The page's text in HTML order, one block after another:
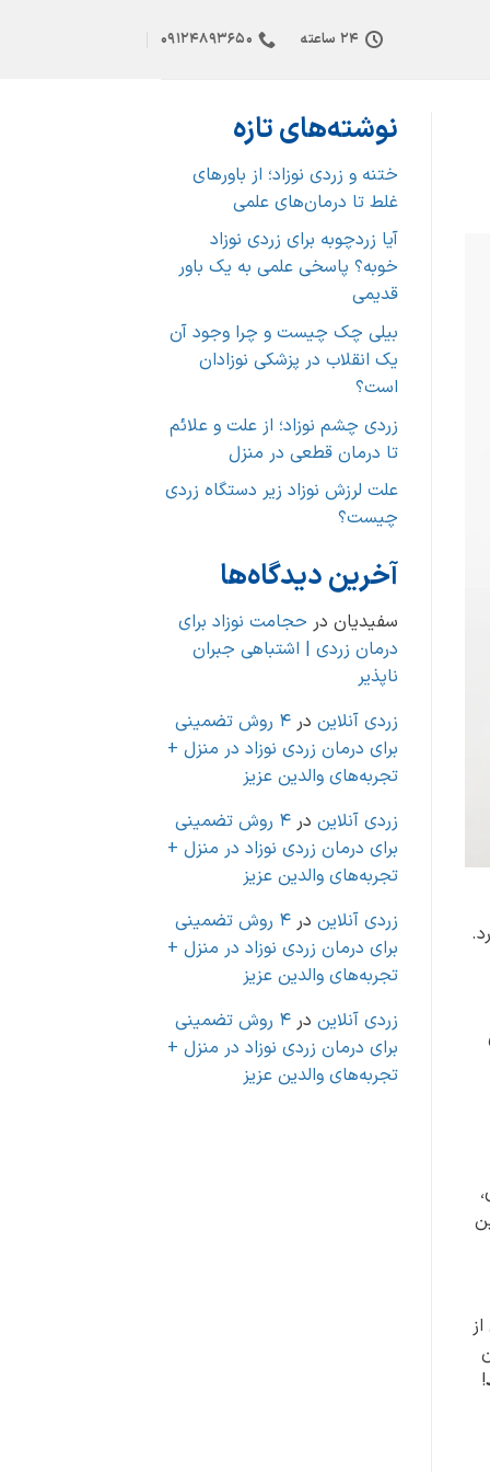
24 ساعته 09124893650
!
نوشته‌های تازه
ختنه و زردی نوزاد؛ از باورهای
غلط تا درمان‌های علمی
آیا زردچوبه برای زردی نوزاد
خوبه؟ پاسخی علمی به یک باور
قدیمی
بیلی چک چیست و چرا وجود آن
یک انقلاب در پزشکی نوزادان
است؟
زردی چشم نوزاد؛ از علت و علائم
تا درمان قطعی در منزل
علت لرزش نوزاد زیر دستگاه زردی
چیست؟
آخرین دیدگاه‌ها
سفیدیان در حجامت نوزاد برای
درمان زردی | اشتباهی جبران
ناپذیر
زردی آنلاین در
4 روش تضمینی
برای درمان زردی نوزاد در منزل +
تجربه‌های والدین عزیز
زردی آنلاین در
4 روش تضمینی
برای درمان زردی نوزاد در منزل +
تجربه‌های والدین عزیز
زردی آنلاین در
4 روش تضمینی
برای درمان زردی نوزاد در منزل +
تجربه‌های والدین عزیز
زردی آنلاین در
4 روش تضمینی
برای درمان زردی نوزاد در منزل +
تجربه‌های والدین عزیز